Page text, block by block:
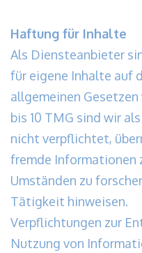
Haftung für Inhalte
Als Diensteanbieter
für eigene Inhalte auf
allgemeinen
bis 10 TMG sind wir
nicht verpflichtet,
fremde Informationen
Umständen zu
Tätigkeit hinweisen.
Verpflichtungen zur
Nutzung von